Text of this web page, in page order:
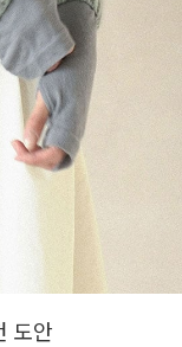
도안